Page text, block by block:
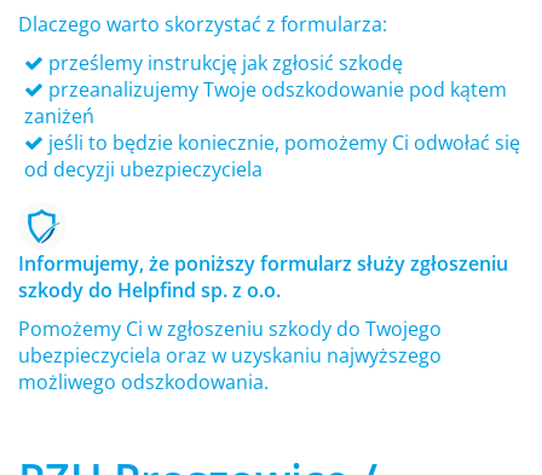
Dlaczego warto skorzystać z formularza:
prześlemy instrukcję jak zgłosić szkodę
przeanalizujemy Twoje odszkodowanie pod kątem
zaniżeń
jeśli to będzie koniecznie, pomożemy Ci odwołać się
od decyzji ubezpieczyciela
Informujemy, że poniższy formularz służy zgłoszeniu
szkody do Helpfind sp. z o.o.
Pomożemy Ci w zgłoszeniu szkody do Twojego
ubezpieczyciela oraz w uzyskaniu najwyższego
możliwego odszkodowania.